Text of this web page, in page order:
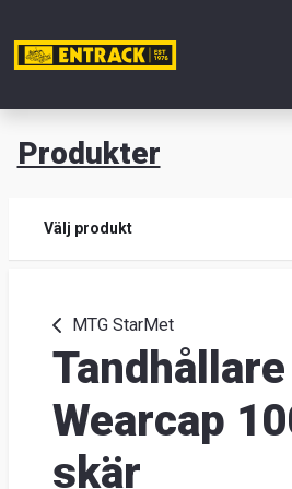
Produkter
Välj produkt
MTG StarMet
Tandhållare
Wearcap
skär